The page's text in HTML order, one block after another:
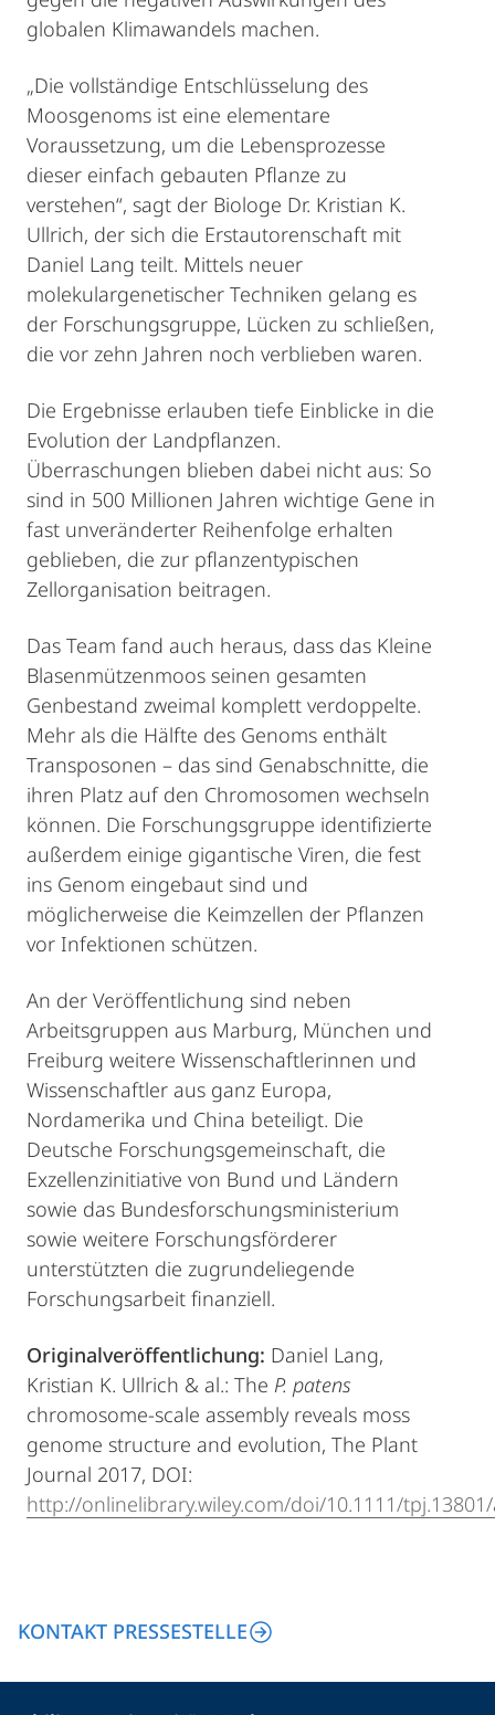
globalen Klimawandels machen.
„Die vollständige Entschlüsselung des
Moosgenoms ist eine elementare
Voraussetzung, um die Lebensprozesse
dieser einfach gebauten Pflanze zu
verstehen“, sagt der Biologe Dr. Kristian K.
Ullrich, der sich die Erstautorenschaft mit
Daniel Lang teilt. Mittels neuer
molekulargenetischer Techniken gelang es
der Forschungsgruppe, Lücken zu schließen,
die vor zehn Jahren noch verblieben waren.
Die Ergebnisse erlauben tiefe Einblicke in die
Evolution der Landpflanzen.
Überraschungen blieben dabei nicht aus: So
sind in 500 Millionen Jahren wichtige Gene in
fast unveränderter Reihenfolge erhalten
geblieben, die zur pflanzentypischen
Zellorganisation beitragen.
Das Team fand auch heraus, dass das Kleine
Blasenmützenmoos seinen gesamten
Genbestand zweimal komplett verdoppelte.
Mehr als die Hälfte des Genoms enthält
Transposonen – das sind Genabschnitte, die
ihren Platz auf den Chromosomen wechseln
können. Die Forschungsgruppe identifizierte
außerdem einige gigantische Viren, die fest
ins Genom eingebaut sind und
möglicherweise die Keimzellen der Pflanzen
vor Infektionen schützen.
An der Veröffentlichung sind neben
Arbeitsgruppen aus Marburg, München und
Freiburg weitere Wissenschaftlerinnen und
Wissenschaftler aus ganz Europa,
Nordamerika und China beteiligt. Die
Deutsche Forschungsgemeinschaft, die
Exzellenzinitiative von Bund und Ländern
sowie das Bundesforschungsministerium
sowie weitere Forschungsförderer
unterstützten die zugrundeliegende
Forschungsarbeit finanziell.
Originalveröffentlichung: Daniel Lang,
Kristian K. Ullrich & al.: The P. patens
chromosome-scale assembly reveals moss
genome structure and evolution, The Plant
Journal 2017, DOI:
http://onlinelibrary.wiley.com/doi/10.1111/
KONTAKT PRESSESTELLE
Kontakt
Kontaktinformationen